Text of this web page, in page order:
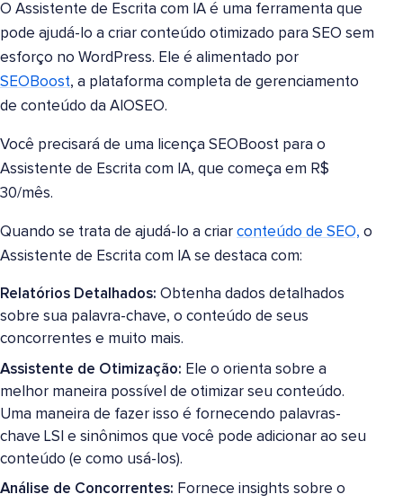
O Assistente de Escrita com IA é uma ferramenta que
pode ajudá-lo a criar conteúdo otimizado para SEO sem
esforço no WordPress. Ele é alimentado por
SEOBoost, a plataforma completa de gerenciamento
de conteúdo da AIOSEO.
Você precisará de uma licença SEOBoost para o
Assistente de Escrita com IA, que começa em R$
30/mês.
Quando se trata de ajudá-lo a criar conteúdo de SEO, o
Assistente de Escrita com IA se destaca com:
Relatórios Detalhados: Obtenha dados detalhados
sobre sua palavra-chave, o conteúdo de seus
concorrentes e muito mais.
Assistente de Otimização: Ele o orienta sobre a
melhor maneira possível de otimizar seu conteúdo.
Uma maneira de fazer isso é fornecendo palavras-
chave LSI e sinônimos que você pode adicionar ao seu
conteúdo (e como usá-los).
Análise de Concorrentes: Fornece insights sobre o